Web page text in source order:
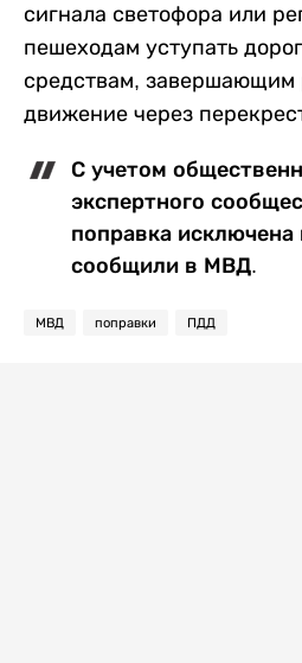
сигнала светофора или
пешеходам уступать
средствам, завершающим
движение через
С учетом
экспертного
поправка исключена
сообщили в МВД.
МВД поправки ПДД